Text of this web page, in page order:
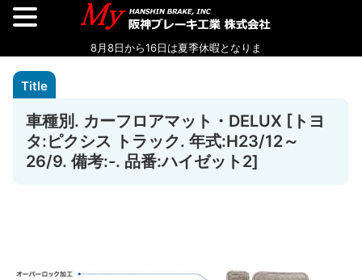
車種別. カーフロアマット・DELUX [トヨ
タ:ピクシス トラック. 年式:H23/12～
26/9. 備考:-. 品番:ハイゼット2]